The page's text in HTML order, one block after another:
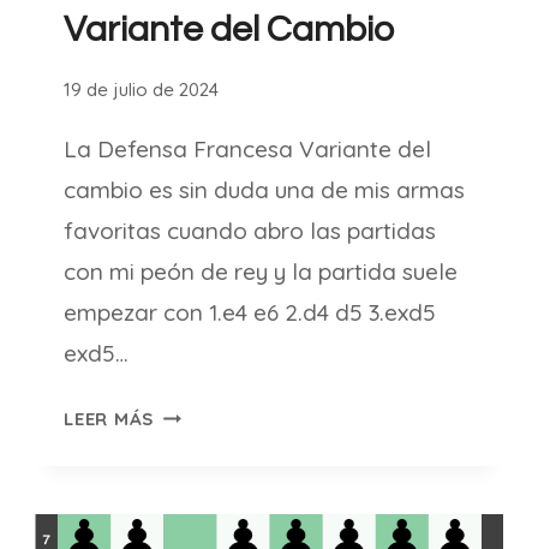
Variante del Cambio
19 de julio de 2024
La Defensa Francesa Variante del
cambio es sin duda una de mis armas
favoritas cuando abro las partidas
con mi peón de rey y la partida suele
empezar con 1.e4 e6 2.d4 d5 3.exd5
exd5…
LEER MÁS DEFENSA
DEL